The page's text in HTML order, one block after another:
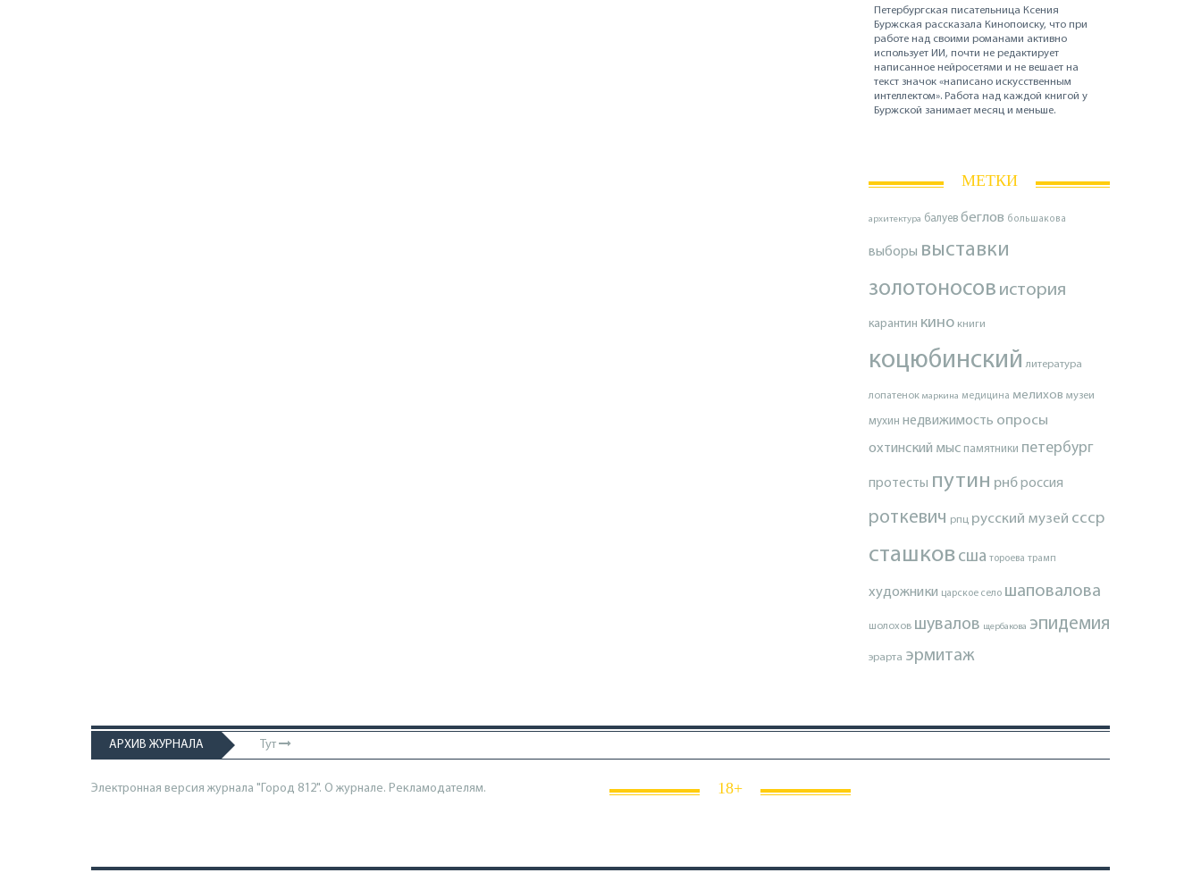
Петербургская писательница Ксения
Буржская рассказала Кинопоиску, что при
работе над своими романами активно
использует ИИ, почти не редактирует
написанное нейросетями и не вешает на
текст значок «написано искусственным
интеллектом». Работа над каждой книгой у
Буржской занимает месяц и меньше.
МЕТКИ
архитектура балуев беглов большакова
выборы выставки
золотоносов история
карантин кино книги
коцюбинский литература
лопатенок маркина медицина мелихов музеи
мухин недвижимость опросы
охтинский мыс памятники петербург
протесты путин рнброссия
роткевич рпц русский музей ссср
сташков сша тороева трамп
художники царское село шаповалова
шолохов шувалов щербакова эпидемия
эрарта эрмитаж
АРХИВ ЖУРНАЛА Тут
Электронная версия журнала "Город 812". О журнале. Рекламодателям. 18+